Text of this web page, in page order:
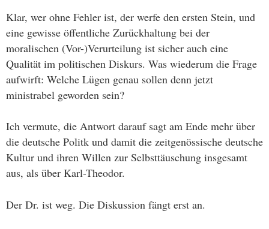
Klar, wer ohne Fehler ist, der werfe den ersten Stein, und
eine gewisse öffentliche Zurückhaltung bei der
moralischen (Vor-)Verurteilung ist sicher auch eine
Qualität im politischen Diskurs. Was wiederum die Frage
aufwirft: Welche Lügen genau sollen denn jetzt
ministrabel geworden sein?
Ich vermute, die Antwort darauf sagt am Ende mehr über
die deutsche Politk und damit die zeitgenössische deutsche
Kultur und ihren Willen zur Selbsttäuschung insgesamt
aus, als über Karl-Theodor.
Der Dr. ist weg. Die Diskussion fängt erst an.